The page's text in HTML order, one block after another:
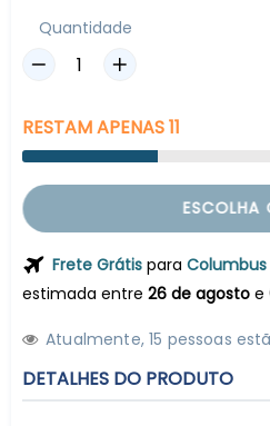
Quantidade
RESTAMAPENAS11
ESCOLHA
Frete Grátis para Columbus
estimada entre 26 de agosto e
Atualmente,15 pessoas
DETALHES DO PRODUTO